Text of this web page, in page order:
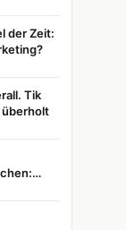
der Zeit:
Tik
überholt